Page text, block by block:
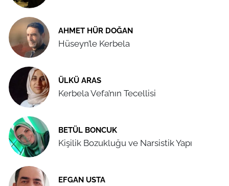
AHMET HÜR DOĞAN
Hüseyn’le Kerbela
ÜLKÜ ARAS
Kerbela Vefa’nın Tecellisi
BETÜL BONCUK
Kişilik Bozukluğu ve Narsistik Yapı
EFGAN USTA